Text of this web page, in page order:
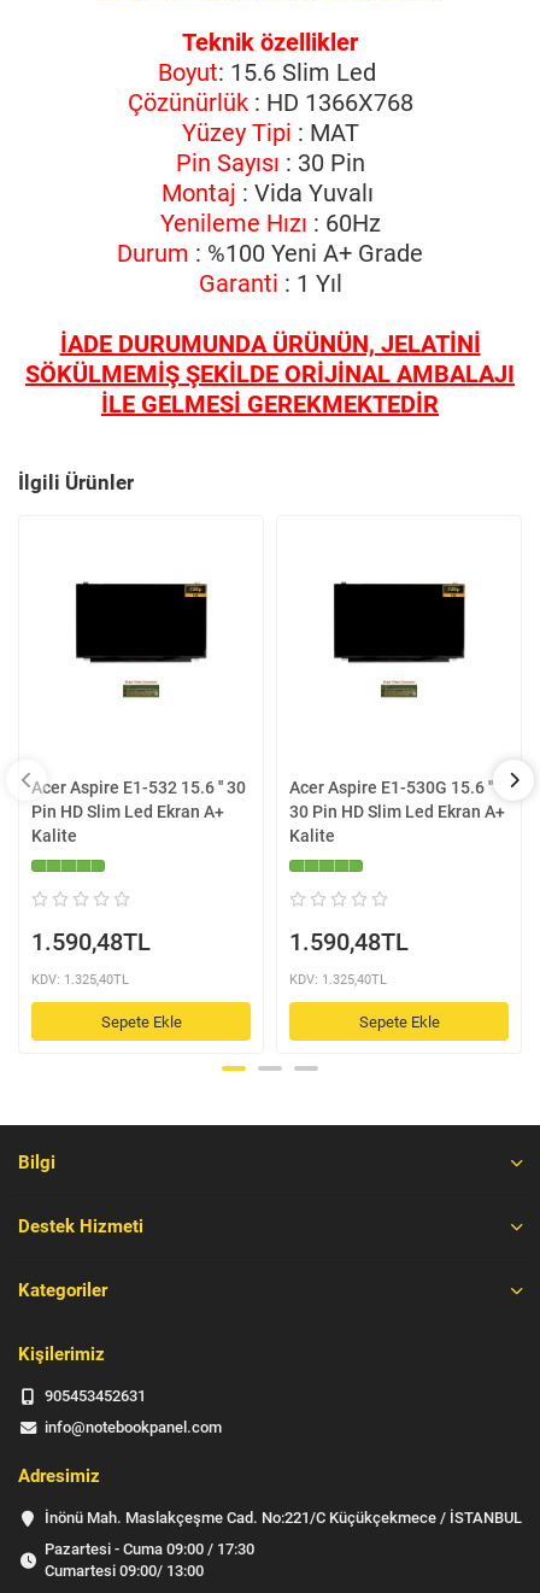
Teknik özellikler
Boyut: 15.6 Slim Led
Çözünürlük: HD 1366X768
Yüzey Tipi : MAT
Pin Sayısı : 30 Pin
Montaj : Vida Yuvalı
Yenileme Hızı : 60Hz
Durum : %100 Yeni A+ Grade
Garanti : 1 Yıl
İADE DURUMUNDA ÜRÜNÜN, JELATİNİ
SÖKÜLMEMİŞ ŞEKİLDE ORİJİNAL AMBALAJI
İLE GELMESİ GEREKMEKTEDİR
İlgili Ürünler
Acer Aspire E1-532 15.6 '' 30
Pin HD Slim Led Ekran A+
Kalite
1.590,48TL
KDV: 1.325,40TL
Sepete Ekle
Acer Aspire E1-530G 15.6 ''
30 Pin HD Slim Led Ekran A+
Kalite
1.590,48TL
KDV: 1.325,40TL
Sepete Ekle
Bilgi
Destek Hizmeti
Kategoriler
Kişilerimiz
905453452631
info@notebookpanel.com
Adresimiz
İnönü Mah. Maslakçeşme Cad. No:221/C Küçükçekmece / İSTANBUL
Pazartesi - Cuma 09:00 / 17:30
Cumartesi 09:00/ 13:00